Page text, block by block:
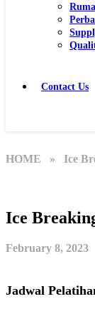
Contact Us
HOME » Ice
Ice
February 8, 2023
Jadwal